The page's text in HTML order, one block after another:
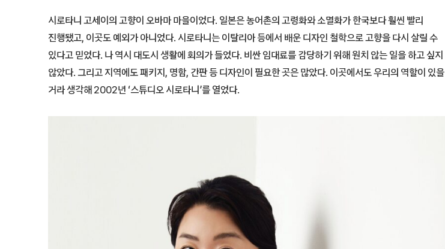
시로타니 고세이의 고향이 오바마 마을이었다. 일본은 농어촌의 고령화와 소멸화가 한국보다 훨씬 빨리
진행됐고, 이곳도 예외가 아니었다. 시로타니는 이탈리아 등에서 배운 디자인 철학으로 고향을 다시 살릴 수
있다고 믿었다. 나 역시 대도시 생활에 회의가 들었다. 비싼 임대료를 감당하기 위해 원치 않는 일을 하고 싶지
않았다. 그리고 지역에도 패키지, 명함, 간판 등 디자인이 필요한 곳은 많았다. 이곳에서도 우리의 역할이 있을
거라 생각해 2002년 ‘스튜디오 시로타니’를 열었다.